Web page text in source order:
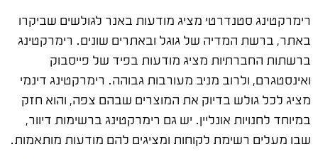
רימרקטינג סטנדרטי מציג מודעות באנר לגולשים שביקרו
באתר, ברשת המדיה של גוגל ובאתרים שונים. רימרקטינג
ברשתות החברתיות מציג מודעות בפיד של פייסבוק
ואינסטגרם, ולרוב מניב מעורבות גבוהה. רימרקטינג דינמי
מציג לכל גולש בדיוק את המוצרים שבהם צפה, והוא חזק
במיוחד לחנויות אונליין. יש גם רימרקטינג ברשימות דיוור,
שבו מעלים רשימת לקוחות ומציגים להם מודעות מותאמות.